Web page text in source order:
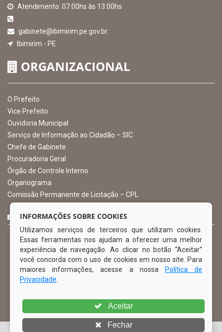
INSTITUCIONAL
Atendimento: 07:00hs às 13:00hs
gabinete@ibimirim.pe.gov.br
Ibimirim - PE
ORGANIZACIONAL
O Prefeito
Vice Prefeito
Ouvidoria Municipal
Serviço de Informação ao Cidadão – SIC
Chefe de Gabinete
Procuradoria Geral
Órgão de Controle Interno
Organograma
CURTA NOSSA FAN PAGE
INFORMAÇÕES SOBRE COOKIES
Utilizamos serviços de terceiros que utilizam cookies.
Essas ferramentas nos ajudam a oferecer uma melhor
experiência de navegação. Ao clicar no botão “Aceitar”
você concorda com o uso de cookies em nosso site. Para
maiores informações, acesse a nossa
Política de
Privacidade
Aceitar
Fechar